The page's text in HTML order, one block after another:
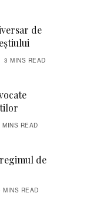
de
3 MINS READ
MINS READ
de
MINS READ